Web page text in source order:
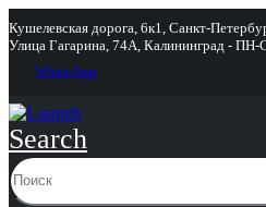
Кушелевская дорога, 6к1, Санкт-
Улица Гагарина, 74А, Калининград -
WhatsApp
Search